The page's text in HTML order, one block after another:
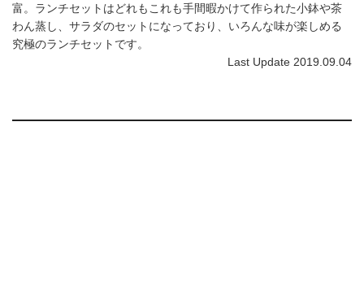
富。ランチセットはどれもこれも手間暇かけて作られた小鉢や茶
わん蒸し、サラダのセットになっており、いろんな味が楽しめる
究極のランチセットです。
Last Update 2019.09.04